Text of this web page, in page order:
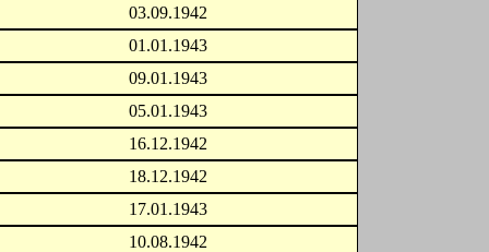
03.09.1942
01.01.1943
09.01.1943
05.01.1943
16.12.1942
18.12.1942
17.01.1943
10.08.1942